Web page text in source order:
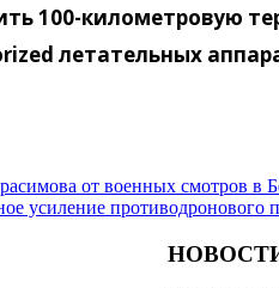
100-километровую
летательных
от военных смотров в
усиление противодронового